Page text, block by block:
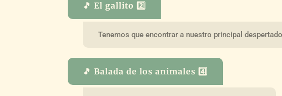
🎵 El gallito 2️⃣
Tenemos que encontrar a nuestro principal
🎵 Balada de los animales 4️⃣